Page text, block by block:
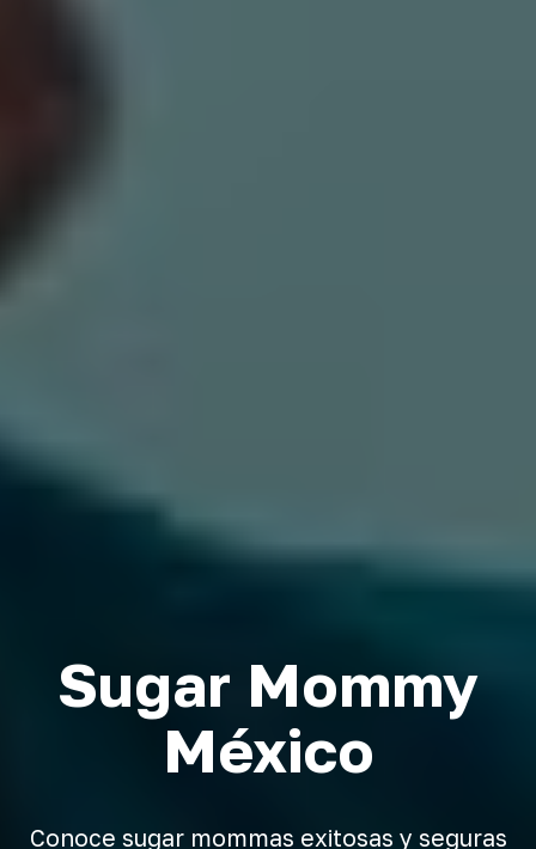
Sugar Mommy
México
Conoce sugar mommas exitosas y seguras